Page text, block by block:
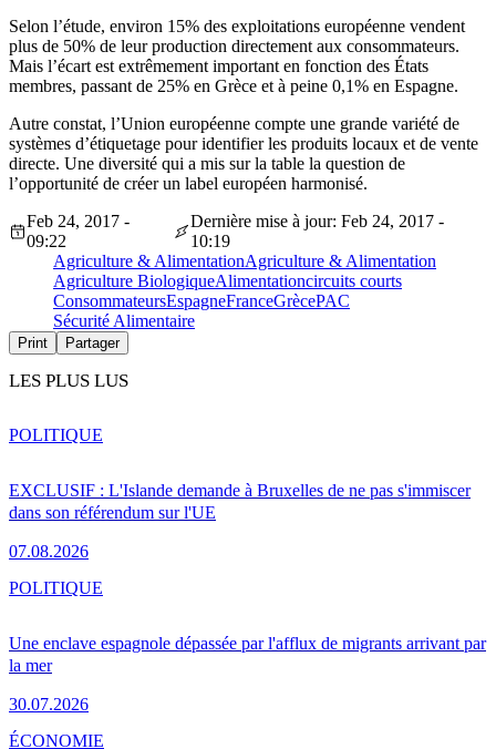
Selon l’étude, environ 15% des exploitations européenne vendent
plus de 50% de leur production directement aux consommateurs.
Mais l’écart est extrêmement important en fonction des États
membres, passant de 25% en Grèce et à peine 0,1% en Espagne.
Autre constat, l’Union européenne compte une grande variété de
systèmes d’étiquetage pour identifier les produits locaux et de vente
directe. Une diversité qui a mis sur la table la question de
l’opportunité de créer un label européen harmonisé.
Feb 24, 2017 -
09:22
Dernière mise à jour: Feb 24, 2017 -
10:19
Agriculture & AlimentationAgriculture & Alimentation
Agriculture BiologiqueAlimentationcircuits courts
ConsommateursEspagneFranceGrècePAC
Sécurité Alimentaire
Print Partager
LES PLUS LUS
EXCLUSIF : L'Islande demande à Bruxelles de ne pas s'immiscer
dans son référendum sur l'UE
07.08.2026
POLITIQUE
Une enclave espagnole dépassée par l'afflux de migrants arrivant par
la mer
30.07.2026
POLITIQUE
ÉCONOMIE